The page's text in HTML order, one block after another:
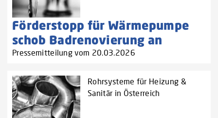
Förderstopp für Wärmepumpe
schob Badrenovierung an
Pressemitteilung vom 20.03.2026
Rohrsysteme für Heizung &
Sanitär in Österreich